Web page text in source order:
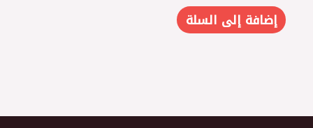
إضافة إلى السلة